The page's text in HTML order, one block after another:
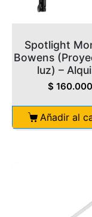
Spotlight
Bowens
luz) –
$ 160.000
Añadir al